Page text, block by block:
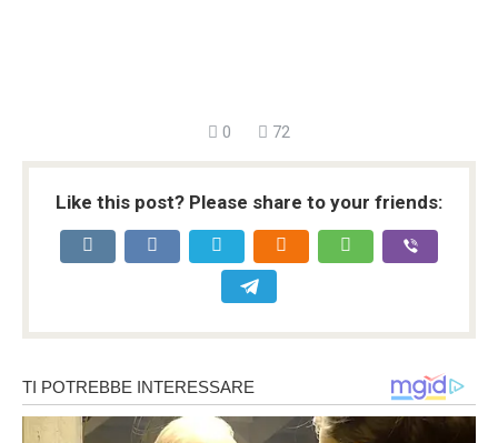
0 72
Like this post? Please share to your friends: